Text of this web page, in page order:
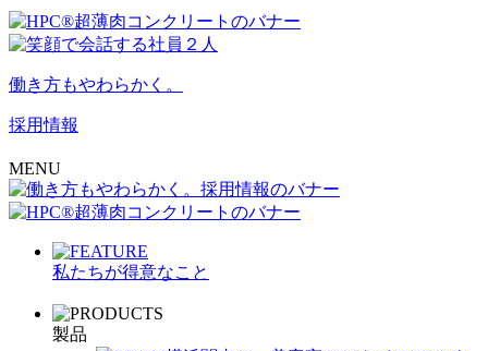
働き方もやわらかく。
採用情報
MENU
私たちが得意なこと
製品